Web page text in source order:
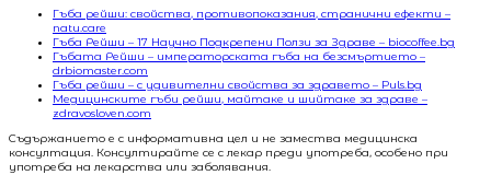
Гъба рейши: свойства, противопоказания, странични ефекти –
natu.care
Гъба Рейши – 17 Научно Подкрепени Ползи за Здраве – biocoffee.bg
Гъбата Рейши – императорската гъба на безсмъртието –
drbiomaster.com
Гъба рейши – с удивителни свойства за здравето – Puls.bg
Медицинските гъби рейши, майтаке и шийтаке за здраве –
zdravosloven.com
Съдържанието е с информативна цел и не замества медицинска
консултация. Консултирайте се с лекар преди употреба, особено при
употреба на лекарства или заболявания.